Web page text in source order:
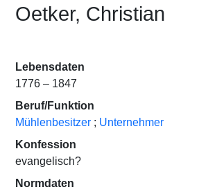
Oetker, Christian
Lebensdaten
1776 – 1847
Beruf/Funktion
Mühlenbesitzer ; Unternehmer
Konfession
evangelisch?
Normdaten